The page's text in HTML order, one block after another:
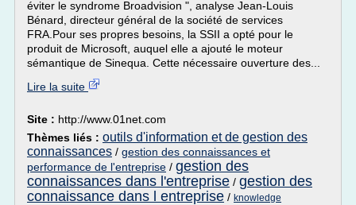
éviter le syndrome Broadvision ", analyse Jean-Louis
Bénard, directeur général de la société de services
FRA.Pour ses propres besoins, la SSII a opté pour le
produit de Microsoft, auquel elle a ajouté le moteur
sémantique de Sinequa. Cette nécessaire ouverture des...
Lire la suite
Site : http://www.01net.com
Thèmes liés : outils d'information et de gestion des
connaissances / gestion des connaissances et
performance de l'entreprise / gestion des
connaissances dans l'entreprise / gestion des
connaissance dans l entreprise / knowledge